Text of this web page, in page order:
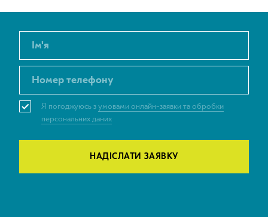
Ім'я
Номер телефону
Я погоджуюсь зумовами онлайн-заявки та обробки
персональних даних
НАДІСЛАТИ ЗАЯВКУ